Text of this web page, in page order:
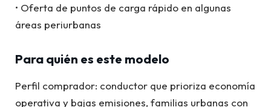
• Oferta de puntos de carga rápido en algunas
áreas periurbanas
Para quién es este modelo
Perfil comprador: conductor que prioriza economía
operativa y bajas emisiones, familias urbanas con